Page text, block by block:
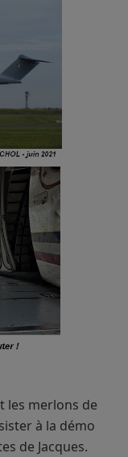
les merlons de
à la démo
de Jacques.